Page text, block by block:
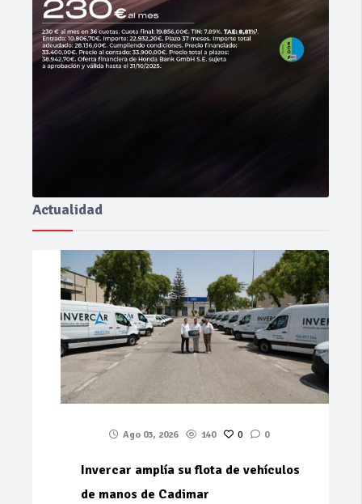
Actualidad
Ago 03, 2026 140 0 0
Invercar amplía su flota de vehículos
de manos de Cadimar